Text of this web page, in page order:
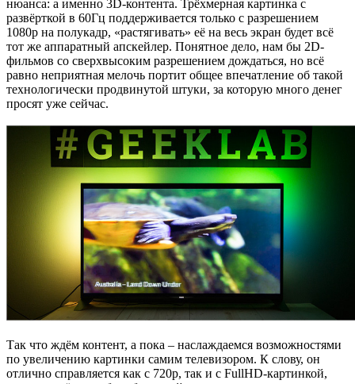
нюанса: а именно 3D-контента. Трёхмерная картинка с
развёрткой в 60Гц поддерживается только с разрешением
1080p на полукадр, «растягивать» её на весь экран будет всё
тот же аппаратный апскейлер. Понятное дело, нам бы 2D-
фильмов со сверхвысоким разрешением дождаться, но всё
равно неприятная мелочь портит общее впечатление об такой
технологически продвинутой штуки, за которую много денег
просят уже сейчас.
Так что ждём контент, а пока – наслаждаемся возможностями
по увеличению картинки самим телевизором. К слову, он
отлично справляется как с 720p, так и с FullHD-картинкой,